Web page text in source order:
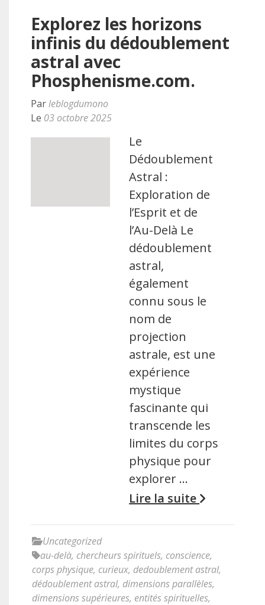
Explorez les horizons
infinis du dédoublement
astral avec
Phosphenisme.com.
Parleblogdumono
Le 03 octobre 2025
Le
Dédoublement
Astral :
Exploration de
l’Esprit et de
l’Au-Delà Le
dédoublement
astral,
également
connu sous le
nom de
projection
astrale, est une
expérience
mystique
fascinante qui
transcende les
limites du corps
physique pour
explorer …
Lire la suite
Uncategorized
au-delà, chercheurs spirituels, conscience,
corps physique, curieux, dedoublement astral,
dédoublement astral, dimensions parallèles,
dimensions supérieures, entités spirituelles,